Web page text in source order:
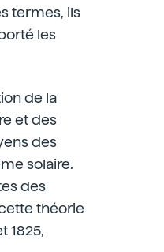
termes, ils
les
de la
et des
des
solaire.
des
théorie
1825,